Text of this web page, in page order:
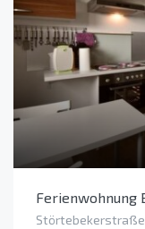
Ferienwohnung
Störtebekerstraße